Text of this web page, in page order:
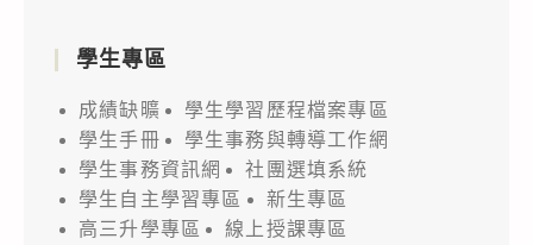
學生專區
成績缺曠
學生學習歷程檔案專區
學生手冊
學生事務與轉導工作網
學生事務資訊網
社團選填系統
學生自主學習專區
新生專區
高三升學專區
線上授課專區